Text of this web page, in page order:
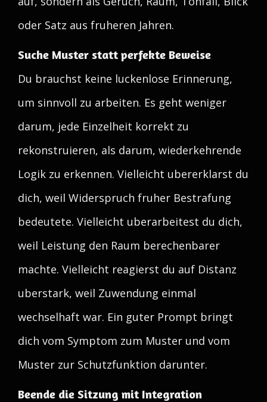
oder Satz aus fruheren Jahren.
Suche Muster statt perfekte Beweise
Du brauchst keine luckenlose Erinnerung,
um sinnvoll zu arbeiten. Es geht weniger
darum, jede Einzelheit korrekt zu
rekonstruieren, als darum, wiederkehrende
Logik zu erkennen. Vielleicht ubererklarst du
dich, weil Widerspruch fruher Bestrafung
bedeutete. Vielleicht uberarbeitest du dich,
weil Leistung den Raum berechenbarer
machte. Vielleicht reagierst du auf Distanz
uberstark, weil Zuwendung einmal
wechselhaft war. Ein guter Prompt bringt
dich vom Symptom zum Muster und vom
Muster zur Schutzfunktion darunter.
Beende die Sitzung mit Integration